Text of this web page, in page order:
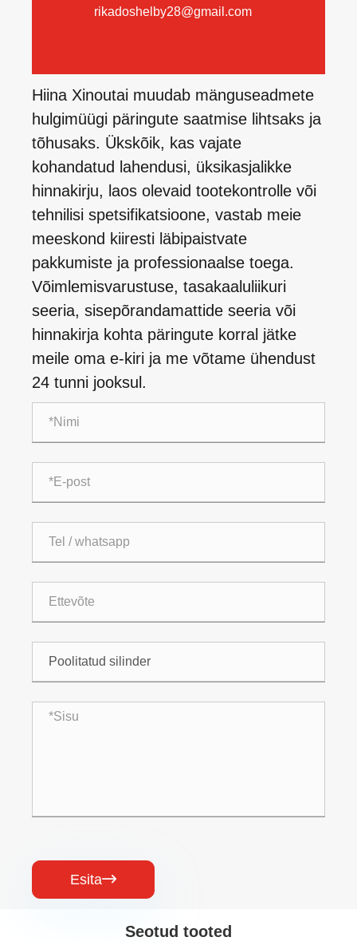
rikadoshelby28@gmail.com
Hiina Xinoutai muudab mänguseadmete
hulgimüügi päringute saatmise lihtsaks ja
tõhusaks. Ükskõik, kas vajate
kohandatud lahendusi, üksikasjalikke
hinnakirju, laos olevaid tootekontrolle või
tehnilisi spetsifikatsioone, vastab meie
meeskond kiiresti läbipaistvate
pakkumiste ja professionaalse toega.
Võimlemisvarustuse, tasakaaluliikuri
seeria, sisepõrandamattide seeria või
hinnakirja kohta päringute korral jätke
meile oma e-kiri ja me võtame ühendust
24 tunni jooksul.
Esita
Seotud tooted